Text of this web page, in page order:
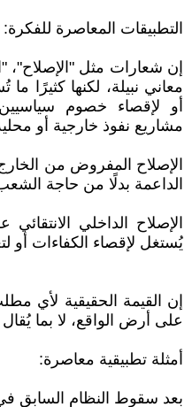
التطبيقات المعاصرة للفكرة:
إن شعارات مثل "الإصلاح"،
معاني نبيلة، لكنها كثيرًا
أو لإقصاء خصوم
مشاريع نفوذ خارجية أو
الإصلاح المفروض من
الداعمة بدلًا من حاجة
الإصلاح الداخلي
يُستغل لإقصاء الكفاءات أو
إن القيمة الحقيقية لأي
على أرض الواقع، لا بما
أمثلة تطبيقية معاصرة: